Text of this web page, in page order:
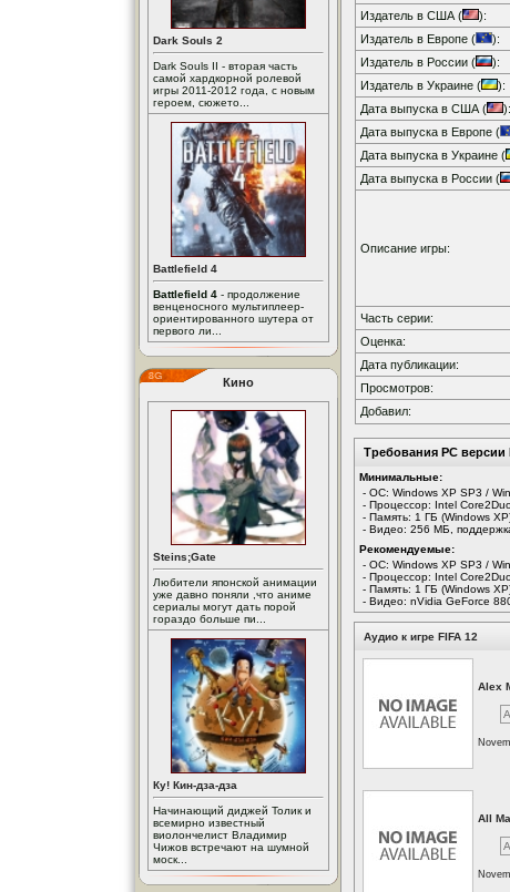
Dark Souls 2
Dark Souls II - вторая часть
самой хардкорной ролевой
игры 2011-2012 года, с новым
героем, сюжето...
Battlefield 4
Battlefield 4 - продолжение
венценосного мультиплеер-
ориентированного шутера от
первого ли...
Кино
Steins;Gate
Любители японской анимации
уже давно поняли ,что аниме
сериалы могут дать порой
гораздо больше пи...
Ку! Кин-дза-дза
Начинающий диджей Толик и
всемирно известный
виолончелист Владимир
Чижов встречают на шумной
моск...
Издатель в США (
):
Издатель в Европе (
):
Издатель в России (
):
Издатель в Украине (
):
Дата выпуска в США (
):
Дата выпуска в Европе (
Дата выпуска в Украине (
Дата выпуска в России (
Описание игры:
Часть серии:
Оценка:
Дата публикации:
Просмотров:
Добавил:
Требования PC версии
Минимальные:
- ОС: Windows XP SP3 /
- Процессор: Intel
- Память: 1 ГБ (Windows
- Видео: 256 МБ,
Рекомендуемые:
- ОС: Windows XP SP3 /
- Процессор: Intel
- Память: 1 ГБ (Windows
- Видео: nVidia GeForce
Аудио к игре FIFA 12
Alex
All